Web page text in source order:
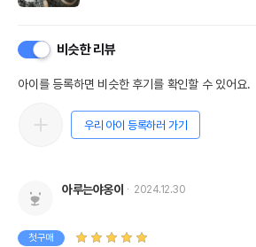
비슷한 리뷰
아이를 등록하면 비슷한 후기를 확인할 수 있어요.
우리 아이 등록하러 가기
아루는야옹이 2024.12.30
첫구매